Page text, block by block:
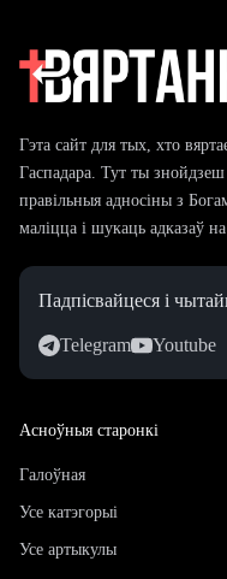
Гэта сайт для тых, хто
Гаспадара. Тут ты знойдзеш
правільныя адносіны з
маліцца і шукаць адказаў
Падпісвайцеся і
Telegram Youtube
Асноўныя старонкі
Галоўная
Усе катэгорыі
Усе артыкулы